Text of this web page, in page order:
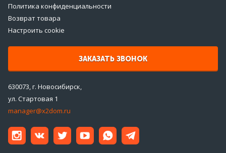
Политика конфиденциальности
Возврат товара
Настроить cookie
ЗАКАЗАТЬ ЗВОНОК
630073, г. Новосибирск,
ул. Стартовая 1
manager@x2dom.ru